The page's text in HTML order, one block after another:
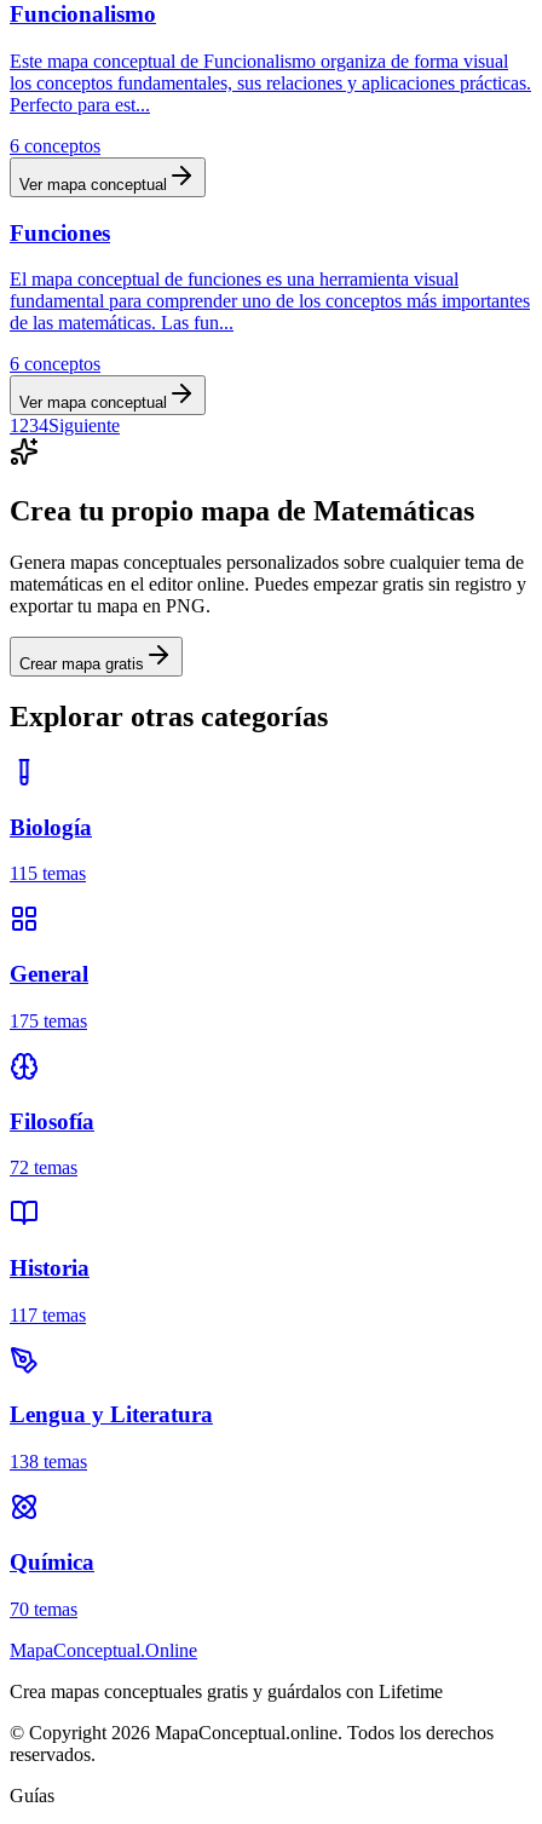
Funcionalismo
Este mapa conceptual de Funcionalismo organiza de forma visual
los conceptos fundamentales, sus relaciones y aplicaciones prácticas.
Perfecto para est...
6 conceptos
Ver mapa conceptual
Funciones
El mapa conceptual de funciones es una herramienta visual
fundamental para comprender uno de los conceptos más importantes
de las matemáticas. Las fun...
6 conceptos
Ver mapa conceptual
1 234Siguiente
Crea tu propio mapa de Matemáticas
Genera mapas conceptuales personalizados sobre cualquier tema de
matemáticas en el editor online. Puedes empezar gratis sin registro y
exportar tu mapa en PNG.
Crear mapa gratis
Explorar otras categorías
Biología
115 temas
General
175 temas
Filosofía
72 temas
Historia
117 temas
Lengua y Literatura
138 temas
Química
70 temas
MapaConceptual.Online
Crea mapas conceptuales gratis y guárdalos con Lifetime
© Copyright 2026 MapaConceptual.online. Todos los derechos
reservados.
Guías